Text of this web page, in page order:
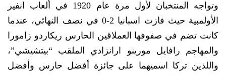
وتواجه المنتخبان لأول مرة عام 1920 في ألعاب انفير
الأولمبية حيث فازت اسبانيا 2-0 في نصف النهائي، عندما
كانت تضم في صفوفها العملاقين الحارس ريكاردو زامورا
والمهاجم رافايل مورينو ارانزادي الملقب “بيتشيشي”،
واللذين تركا اسميهما على جائزة أفضل حارس وأفضل